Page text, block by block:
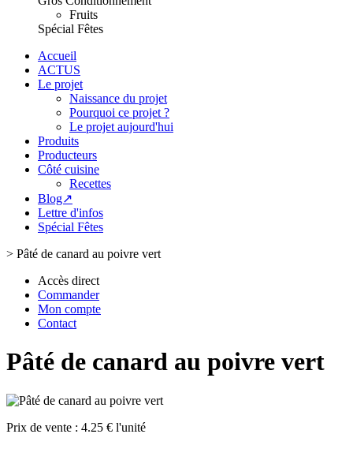
Fruits
Spécial Fêtes
Accueil
ACTUS
Le projet
Naissance du projet
Pourquoi ce projet ?
Le projet aujourd'hui
Produits
Producteurs
Côté cuisine
Recettes
Blog↗
Lettre d'infos
Spécial Fêtes
> Pâté de canard au poivre vert
Accès direct
Commander
Mon compte
Contact
Pâté de canard au poivre vert
Prix de vente : 4.25 € l'unité